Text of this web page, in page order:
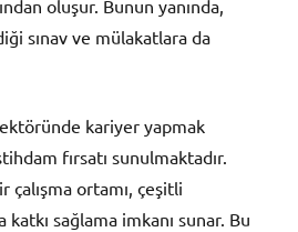
oluşur. Bunun yanında,
sınav ve mülakatlara da
kariyer yapmak
fırsatı sunulmaktadır.
çalışma ortamı, çeşitli
sağlama imkanı sunar. Bu